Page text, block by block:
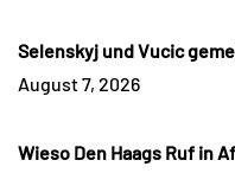
Selenskyj und Vucic
August 7, 2026
Wieso Den Haags Ruf in